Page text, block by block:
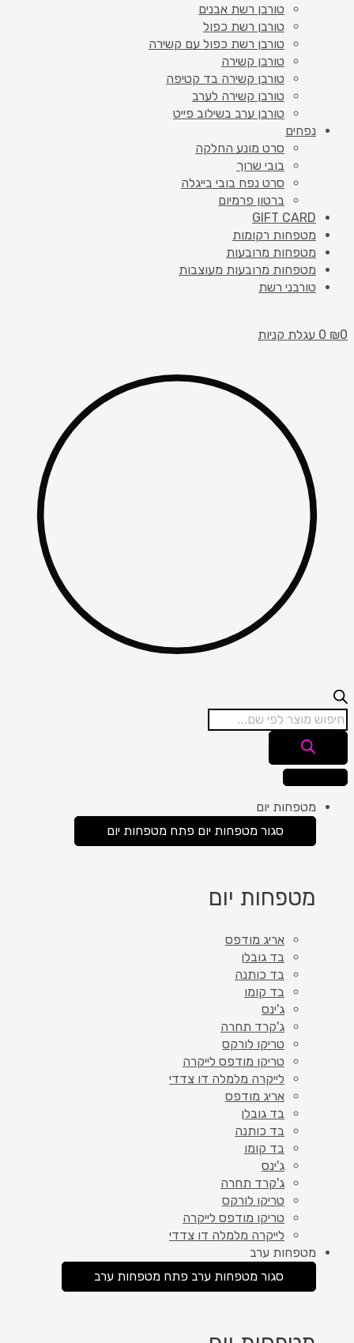
טורבן רשת אבנים
טורבן רשת כפול
טורבן רשת כפול עם קשירה
טורבן קשירה
טורבן קשירה בד קטיפה
טורבן קשירה לערב
טורבן ערב בשילוב פייט
נפחים
סרט מונע החלקה
בובי שרוך
סרט נפח בובי בייגלה
ברטון פרמיום
GIFT CARD
מטפחות רקומות
מטפחות מרובעות
מטפחות מרובעות מעוצבות
טורבני רשת
₪0
0 עגלת קניות
מטפחות יום
סגור מטפחות יום פתח מטפחות יום
מטפחות יום
אריג מודפס
בד גובלן
בד כותנה
בד קומו
ג'ינס
ג'קרד תחרה
טריקו לורקס
טריקו מודפס לייקרה
לייקרה מלמלה דו צדדי
אריג מודפס
בד גובלן
בד כותנה
בד קומו
ג'ינס
ג'קרד תחרה
טריקו לורקס
טריקו מודפס לייקרה
לייקרה מלמלה דו צדדי
מטפחות ערב
סגור מטפחות ערב פתח מטפחות ערב